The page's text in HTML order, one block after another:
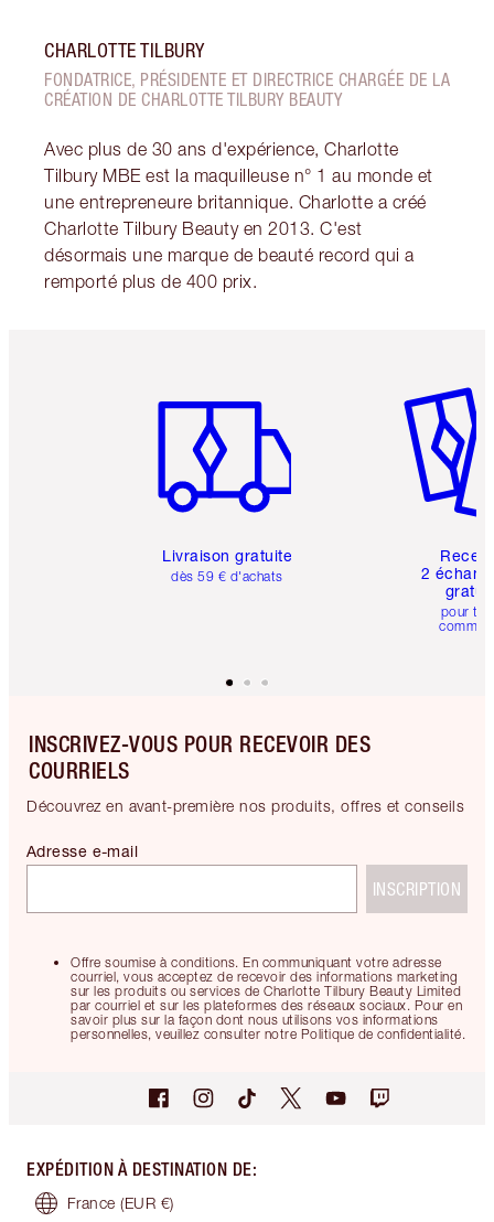
CHARLOTTE TILBURY
FONDATRICE, PRÉSIDENTE ET DIRECTRICE CHARGÉE DE LA
CRÉATION DE CHARLOTTE TILBURY BEAUTY
Avec plus de 30 ans d'expérience, Charlotte
Tilbury MBE est la maquilleuse n° 1 au monde et
une entrepreneure britannique. Charlotte a créé
Charlotte Tilbury Beauty en 2013. C'est
désormais une marque de beauté record qui a
remporté plus de 400 prix.
Livraison gratuite
dès 59 € d'achats
2
pour
INSCRIVEZ-VOUS POUR RECEVOIR DES
COURRIELS
Découvrez en avant-première nos produits, offres et conseils
Offre soumise à conditions. En communiquant votre adresse
courriel, vous acceptez de recevoir des informations marketing
sur les produits ou services de Charlotte Tilbury Beauty Limited
par courriel et sur les plateformes des réseaux sociaux. Pour en
savoir plus sur la façon dont nous utilisons vos informations
personnelles, veuillez consulter notre Politique de confidentialité.
Adresse e-mail
INSCRIPTION
EXPÉDITION À DESTINATION DE:
France (EUR €)